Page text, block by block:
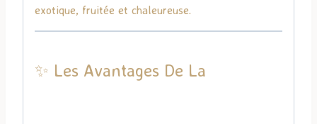
exotique, fruitée et chaleureuse.
✨ Les Avantages De La